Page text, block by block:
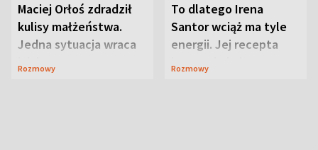
Maciej Orłoś zdradził
kulisy małżeństwa.
Jedna sytuacja wraca
jak bumerang
Rozmowy
To dlatego Irena
Santor wciąż ma tyle
energii. Jej recepta
jest zaskakująco
Rozmowy